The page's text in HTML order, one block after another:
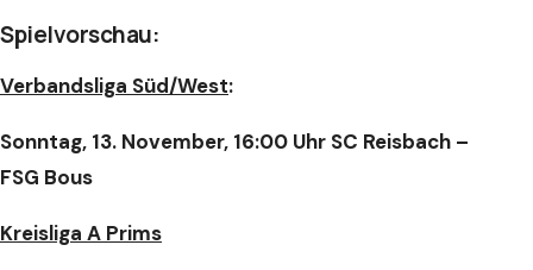
Spielvorschau:
Verbandsliga Süd/West:
Sonntag, 13. November, 16:00 Uhr SC Reisbach –
FSG Bous
Kreisliga A Prims